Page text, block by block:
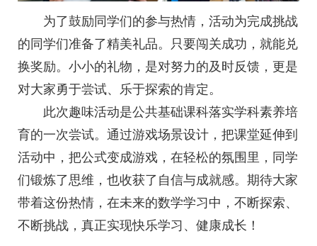
为了鼓励同学们的参与热情，活动为完成挑战
的同学们准备了精美礼品。只要闯关成功，就能兑
换奖励。小小的礼物，是对努力的及时反馈，更是
对大家勇于尝试、乐于探索的肯定。
此次趣味活动是公共基础课科落实学科素养培
育的一次尝试。通过游戏场景设计，把课堂延伸到
活动中，把公式变成游戏，在轻松的氛围里，同学
们锻炼了思维，也收获了自信与成就感。期待大家
带着这份热情，在未来的数学学习中，不断探索、
不断挑战，真正实现快乐学习、健康成长！